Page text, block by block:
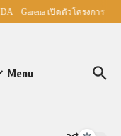
– Garena เปิดตัวโครงการ
Menu